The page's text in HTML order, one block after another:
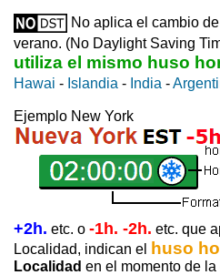
No aplica el cambio
verano. (No Daylight Saving
utiliza el mismo huso
Hawai - Islandia - India -
Ejemplo New York
+2h. etc. o -1h. -2h. etc. que
Localidad, indican el
huso
Localidad en el momento de la